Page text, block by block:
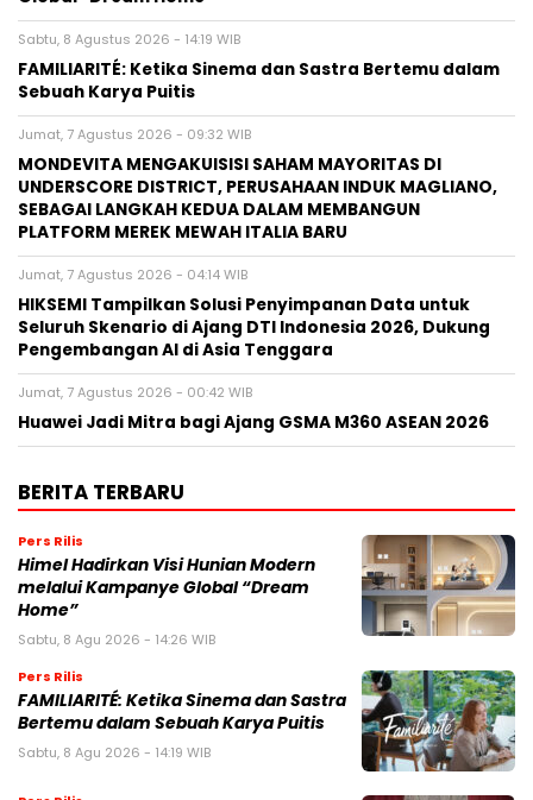
Sabtu, 8 Agustus 2026 - 14:19 WIB
FAMILIARITÉ: Ketika Sinema dan Sastra Bertemu dalam
Sebuah Karya Puitis
Jumat, 7 Agustus 2026 - 09:32 WIB
MONDEVITA MENGAKUISISI SAHAM MAYORITAS DI
UNDERSCORE DISTRICT, PERUSAHAAN INDUK MAGLIANO,
SEBAGAI LANGKAH KEDUA DALAM MEMBANGUN
PLATFORM MEREK MEWAH ITALIA BARU
Jumat, 7 Agustus 2026 - 04:14 WIB
HIKSEMI Tampilkan Solusi Penyimpanan Data untuk
Seluruh Skenario di Ajang DTI Indonesia 2026, Dukung
Pengembangan AI di Asia Tenggara
Jumat, 7 Agustus 2026 - 00:42 WIB
Huawei Jadi Mitra bagi Ajang GSMA M360 ASEAN 2026
BERITA TERBARU
Pers Rilis
Himel Hadirkan Visi Hunian Modern
melalui Kampanye Global “Dream
Home”
Sabtu, 8 Agu 2026 - 14:26 WIB
Pers Rilis
FAMILIARITÉ: Ketika Sinema dan Sastra
Bertemu dalam Sebuah Karya Puitis
Sabtu, 8 Agu 2026 - 14:19 WIB